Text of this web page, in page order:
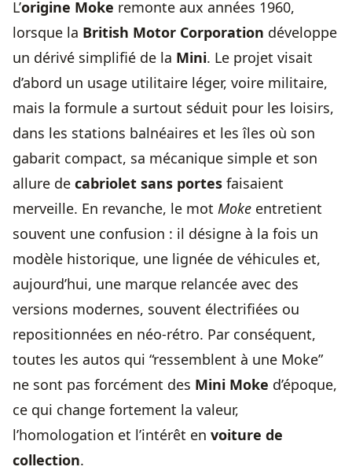
L’origine Moke remonte aux années 1960,
lorsque la British Motor Corporation développe
un dérivé simplifié de la Mini. Le projet visait
d’abord un usage utilitaire léger, voire militaire,
mais la formule a surtout séduit pour les loisirs,
dans les stations balnéaires et les îles où son
gabarit compact, sa mécanique simple et son
allure de cabriolet sans portes faisaient
merveille. En revanche, le mot Moke entretient
souvent une confusion : il désigne à la fois un
modèle historique, une lignée de véhicules et,
aujourd’hui, une marque relancée avec des
versions modernes, souvent électrifiées ou
repositionnées en néo-rétro. Par conséquent,
toutes les autos qui “ressemblent à une Moke”
ne sont pas forcément des Mini Moke d’époque,
ce qui change fortement la valeur,
l’homologation et l’intérêt en voiture de
collection.